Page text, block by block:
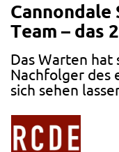
Cannondale
Team – das
Das Warten hat
Nachfolger des
sich sehen